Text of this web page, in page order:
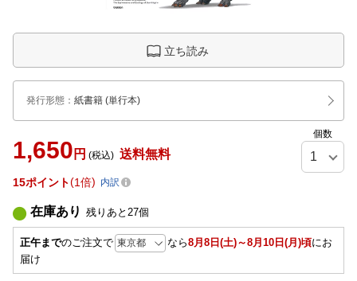
立ち読み
発行形態 ： 紙書籍 (単行本)
1,650 円 (税込) 送料無料
個数
15ポイント 1倍 内訳
在庫あり 残りあと 27個
正午までのご注文で なら8月8日(土)～8月10日(月)頃にお
届け